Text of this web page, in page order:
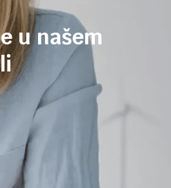
u našem